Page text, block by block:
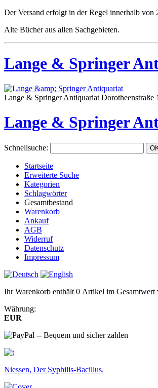
Der Versand erfolgt in der Regel innerhalb von
Alte Bücher aus allen Sachgebieten.
Lange & Springer
Lange & Springer Antiquariat Dorotheenstraße
Lange & Springer
Schnellsuche:
Startseite
Erweiterte Suche
Kategorien
Schlagwörter
Gesamtbestand
Warenkorb
Ankauf
AGB
Widerruf
Datenschutz
Impressum
Ihr Warenkorb enthält 0 Artikel im
Währung:
EUR
Niessen, Der Syphilis-Bacillus.